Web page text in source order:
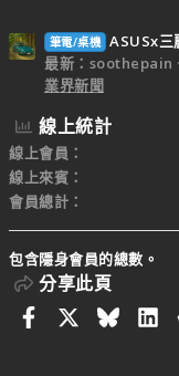
筆電/桌機 ASUSx三
最新：soothepain
業界新聞
線上統計
線上會員
線上來賓
會員總計
包含隱身會員的總數。
分享此頁
Facebook